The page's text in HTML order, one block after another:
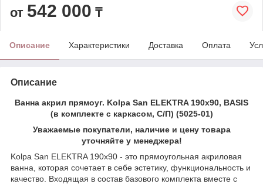
от 542 000 ₸
Описание Характеристики Доставка Оплата
Описание
Ванна акрил прямоуг. Kolpa San ELEKTRA 190x90, BASIS
(в комплекте с каркасом, С/П) (5025-01)
Уважаемые покупатели, наличие и цену товара
уточняйте у менеджера!
Kolpa San ELEKTRA 190x90 - это прямоугольная акриловая
ванна, которая сочетает в себе эстетику, функциональность и
качество. Входящая в состав базового комплекта вместе с